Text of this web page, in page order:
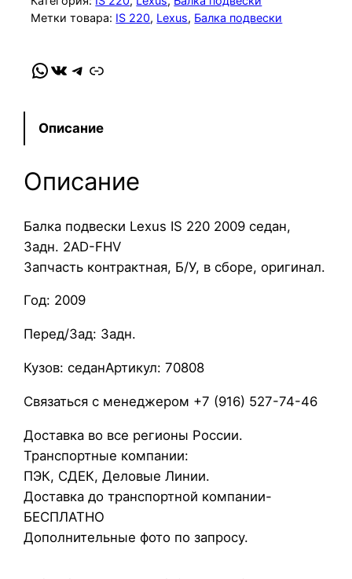
с
в
о
р
Б
а
л
а
п
д
е
с
к
и
L
e
x
Метки товара: IS 220, Lexus, Балка подвески
WhatsApp VK Telegram Link
Описание
Описание
Балка подвески Lexus IS 220 2009 седан,
Задн. 2AD-FHV
Запчасть контрактная, Б/У, в сборе, оригинал.
Год: 2009
Перед/Зад: Задн.
Кузов: седанАртикул: 70808
Связаться с менеджером +7 (916) 527-74-46
Доставка во все регионы России.
Транспортные компании:
ПЭК, СДЕК, Деловые Линии.
Доставка до транспортной компании-
БЕСПЛАТНО
Дополнительные фото по запросу.